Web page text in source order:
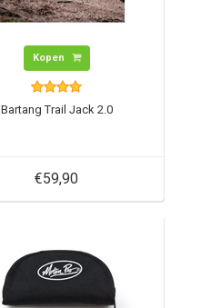
Kopen
Bartang Trail Jack 2.0
€59,90